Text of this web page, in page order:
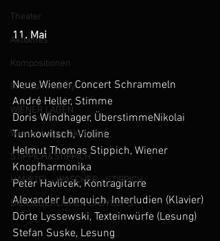
Theater
Aktuelles
Kompositionen
Ihre Community
WIENER LAGEN
Wiener Lagen Aktuelles
STIPPICH&STIPPICH
HAERTEL - WASCHER - STIPPICH
DIE LIEDERLICHEN LADYCOPS
11. Mai
Neue Wiener Concert Schrammeln
André Heller, Stimme
Doris Windhager, ÜberstimmeNikolai
Tunkowitsch, Violine
Helmut Thomas Stippich, Wiener
Knopfharmonika
Peter Havlicek, Kontragitarre
Alexander Lonquich, Interludien (Klavier)
Dörte Lyssewski, Texteinwürfe (Lesung)
Stefan Suske, Lesung